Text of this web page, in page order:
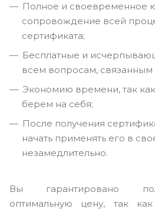
Полное и своевременное
сопровождение всей
сертификата;
Бесплатные и
всем вопросам, связанным
Экономию времени, так
берем на себя;
После получения
начать применять его в
незамедлительно.
Вы гарантировано
оптимальную цену, так